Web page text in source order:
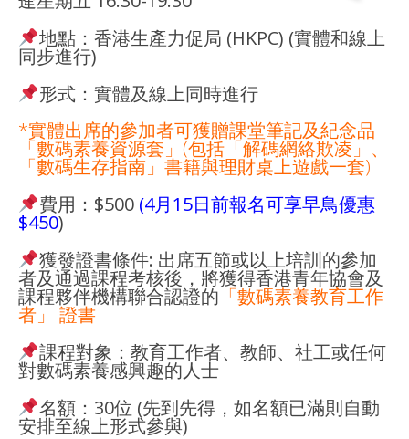
地點：香港生產力促局 (HKPC) (實體和線上
同步進行)
形式：實體及線上同時進行
*實體出席的參加者可獲贈課堂筆記及紀念品
「數碼素養資源套」(包括「解碼網絡欺凌」、
「數碼生存指南」書籍與理財桌上遊戲一套)
費用：$500 (4月15日前報名可享早鳥優惠
$450)
獲發證書條件: 出席五節或以上培訓的參加
者及通過課程考核後，將獲得香港青年協會及
課程夥伴機構聯合認證的「數碼素養教育工作
者」 證書
課程對象：教育工作者、教師、社工或任何
對數碼素養感興趣的人士
名額：30位 (先到先得，如名額已滿則自動
安排至線上形式參與)